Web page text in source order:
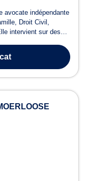
avocate indépendante
Droit Civil,
intervient sur des
de défendre au mieux